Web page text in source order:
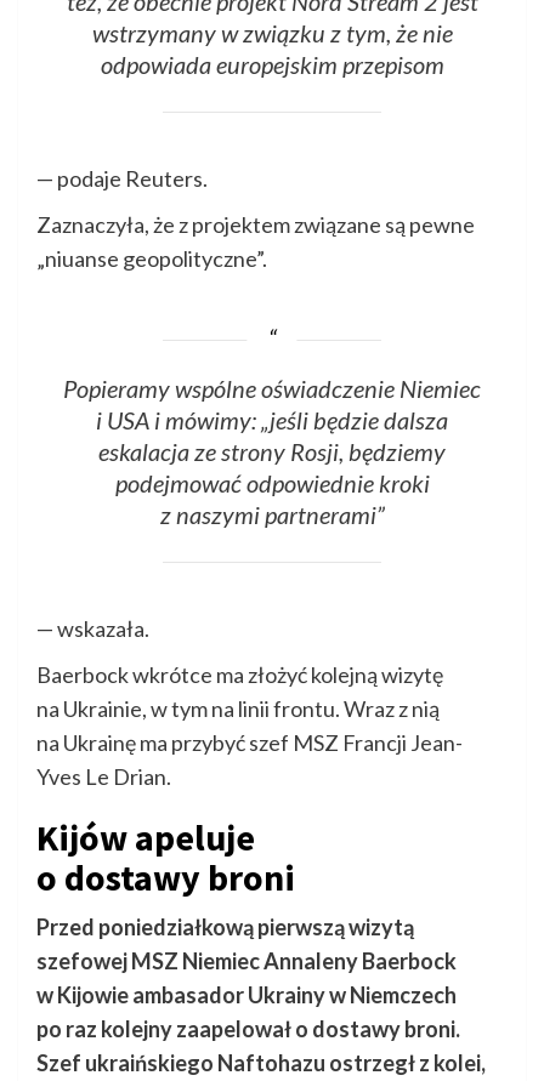
wstrzymany w związku z tym, że nie
odpowiada europejskim przepisom
— podaje Reuters.
Zaznaczyła, że z projektem związane są pewne
„niuanse geopolityczne”.
Popieramy wspólne oświadczenie Niemiec
i USA i mówimy: „jeśli będzie dalsza
eskalacja ze strony Rosji, będziemy
podejmować odpowiednie kroki
z naszymi partnerami”
— wskazała.
Baerbock wkrótce ma złożyć kolejną wizytę
na Ukrainie, w tym na linii frontu. Wraz z nią
na Ukrainę ma przybyć szef MSZ Francji Jean-
Yves Le Drian.
Kijów apeluje
o dostawy broni
Przed poniedziałkową pierwszą wizytą
szefowej MSZ Niemiec Annaleny Baerbock
w Kijowie ambasador Ukrainy w Niemczech
po raz kolejny zaapelował o dostawy broni.
Szef ukraińskiego Naftohazu ostrzegł z kolei,